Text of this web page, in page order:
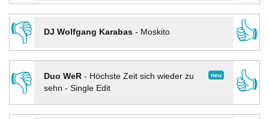
👎
DJ Wolfgang Karabas- Moskito
👍
👎
neu
Duo WeR- Höchste Zeit sich wieder zu
sehn - Single Edit
👍